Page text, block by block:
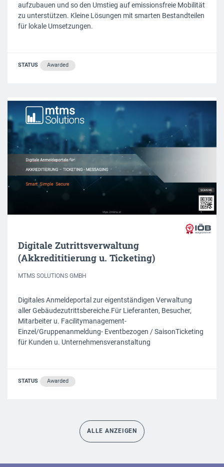
aufzubauen und so den Umstieg auf emissionsfreie Mobilität
zu unterstützen. Kleine Lösungen mit smarten Bestandteilen
für lokale Umsetzungen.
STATUS Awarded
Digitale Zutrittsverwaltung
(Akkredititierung u. Ticketing)
MTMS SOLUTIONS GMBH
Digitales Anmeldeportal zur eigentständigen Verwaltung
aller Gebäudezutrittsbereiche.Für Lieferanten, Besucher,
Mitarbeiter u. Facilitymanagement-
Einzel/Gruppenanmeldung- Eventbezogen / SaisonTicketing
für Kunden u. Unternehmensveranstaltung
STATUS Awarded
ALLE ANZEIGEN